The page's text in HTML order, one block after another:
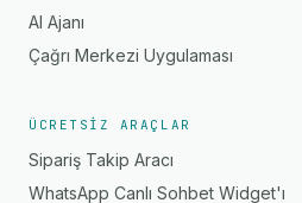
AI Ajanı
Çağrı Merkezi Uygulaması
ÜCRETSIZ ARAÇLAR
Sipariş Takip Aracı
WhatsApp Canlı Sohbet Widget'ı